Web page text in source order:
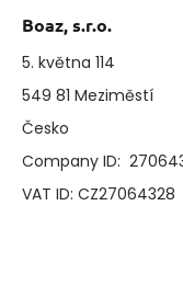
Boaz, s.r.o.
5. května 114
549 81 Meziměstí
Česko
Company ID:
VAT ID: CZ27064328